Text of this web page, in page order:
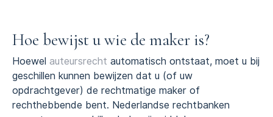
Hoe bewijst u wie de maker is?
Hoewel auteursrecht automatisch ontstaat, moet u bij
geschillen kunnen bewijzen dat u (of uw
opdrachtgever) de rechtmatige maker of
rechthebbende bent. Nederlandse rechtbanken